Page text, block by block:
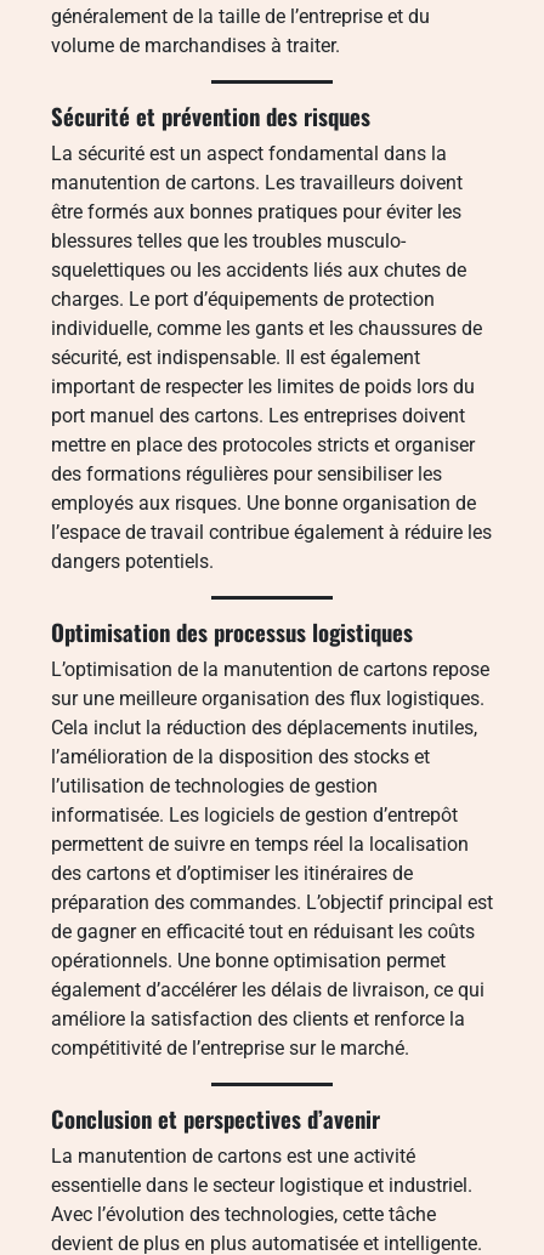
généralement de la taille de l’entreprise et du
volume de marchandises à traiter.
Sécurité et prévention des risques
La sécurité est un aspect fondamental dans la
manutention de cartons. Les travailleurs doivent
être formés aux bonnes pratiques pour éviter les
blessures telles que les troubles musculo-
squelettiques ou les accidents liés aux chutes de
charges. Le port d’équipements de protection
individuelle, comme les gants et les chaussures de
sécurité, est indispensable. Il est également
important de respecter les limites de poids lors du
port manuel des cartons. Les entreprises doivent
mettre en place des protocoles stricts et organiser
des formations régulières pour sensibiliser les
employés aux risques. Une bonne organisation de
l’espace de travail contribue également à réduire les
dangers potentiels.
Optimisation des processus logistiques
L’optimisation de la manutention de cartons repose
sur une meilleure organisation des flux logistiques.
Cela inclut la réduction des déplacements inutiles,
l’amélioration de la disposition des stocks et
l’utilisation de technologies de gestion
informatisée. Les logiciels de gestion d’entrepôt
permettent de suivre en temps réel la localisation
des cartons et d’optimiser les itinéraires de
préparation des commandes. L’objectif principal est
de gagner en efficacité tout en réduisant les coûts
opérationnels. Une bonne optimisation permet
également d’accélérer les délais de livraison, ce qui
améliore la satisfaction des clients et renforce la
compétitivité de l’entreprise sur le marché.
Conclusion et perspectives d’avenir
La manutention de cartons est une activité
essentielle dans le secteur logistique et industriel.
Avec l’évolution des technologies, cette tâche
devient de plus en plus automatisée et intelligente.